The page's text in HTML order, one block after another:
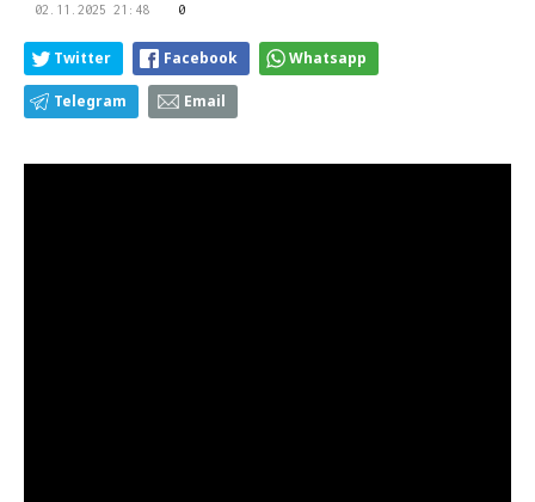
02.11.2025 21:48 0
Twitter Facebook Whatsapp
Telegram Email